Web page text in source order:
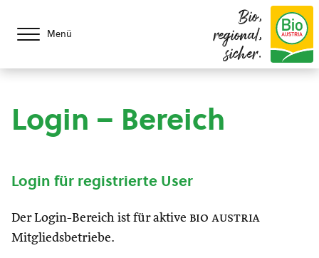
Menü
Bio,
regional,
sicher.
Login – Bereich
Login für registrierte User
Der Login-Bereich ist für aktive bio austria
Mitgliedsbetriebe.